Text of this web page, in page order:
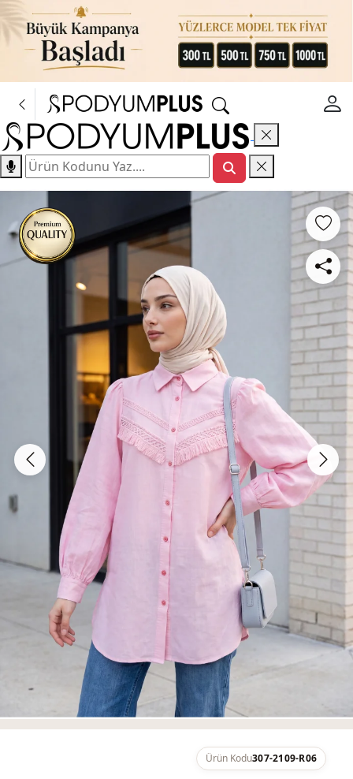
Ürün Kodu307-2109-R06